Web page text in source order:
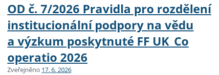
OD č. 7/2026 Pravidla pro rozdělení
institucionální podpory na vědu
a výzkum poskytnuté FF UK_Co
operatio 2026
Zveřejněno 17. 6. 2026